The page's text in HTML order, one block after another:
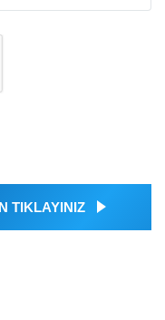
TIKLAYINIZ